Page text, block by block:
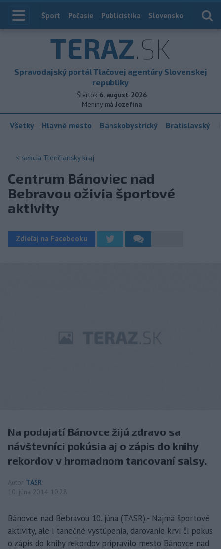
Index
Šport Počasie Publicistika Slovensko
TERAZ.SK
Spravodajský portál Tlačovej agentúry Slovenskej
republiky
Štvrtok 6. august 2026
Meniny má Jozefína
Všetky Hlavné mesto Banskobystrický Bratislavský
< sekcia Trenčiansky kraj
Centrum Bánoviec nad
Bebravou oživia športové
aktivity
Zdieľaj na Facebooku
Na podujatí Bánovce žijú zdravo sa
návštevníci pokúsia aj o zápis do knihy
rekordov v hromadnom tancovaní salsy.
Autor TASR
10. júna 2014 10:28
Bánovce nad Bebravou 10. júna (TASR) - Najmä športové
aktivity, ale i tanečné vystúpenia, darovanie krvi či pokus
o zápis do knihy rekordov pripravilo mesto Bánovce nad